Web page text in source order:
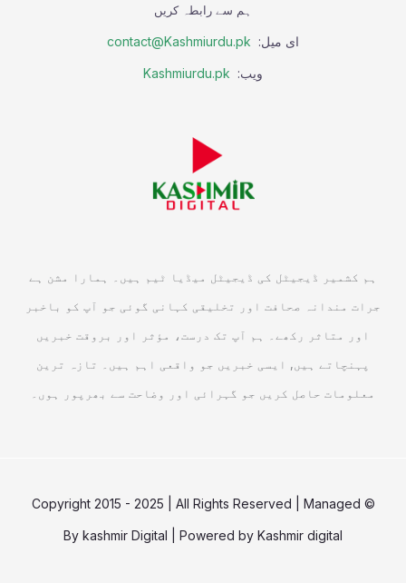
ہم سے رابطہ کریں
ای میل: contact@Kashmiurdu.pk
ویب: Kashmiurdu.pk
ہم کشمیر ڈیجیٹل کی ڈیجیٹل میڈیا ٹیم ہیں۔ ہمارا مشن ہے
جرات مندانہ صحافت اور تخلیقی کہانی گوئی جو آپ کو باخبر
اور متاثر رکھے۔ ہم آپ تک درست، مؤثر اور بروقت خبریں
پہنچاتے ہیں, ایسی خبریں جو واقعی اہم ہیں۔ تازہ ترین
معلومات حاصل کریں جو گہرائی اور وضاحت سے بھرپور ہوں۔
© Copyright 2015 - 2025 | All Rights Reserved | Managed
By kashmir Digital | Powered by Kashmir digital